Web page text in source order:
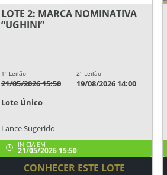
LOTE 2: MARCA NOMINATIVA
“UGHINI”
1° Leilão
21/05/2026 15:50
2° Leilão
19/08/2026 14:00
Lote Único
Lance Sugerido
INICIA EM
21/05/2026 15:50
CONHECER ESTE LOTE